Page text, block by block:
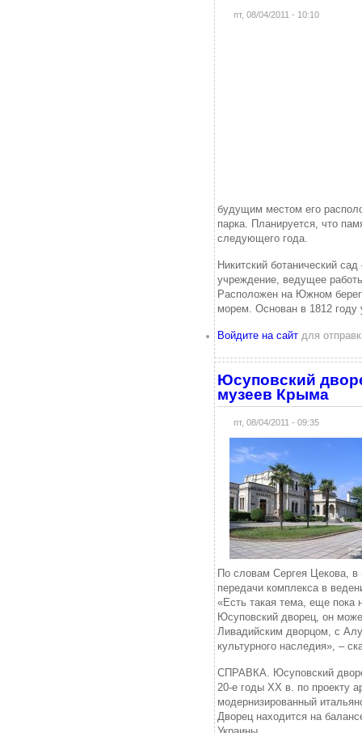
пт, 08/04/2011 - 10:10
будущим местом его
парка. Планируется, что
следующего года.
Никитский ботанический
учреждение, ведущее
Расположен на Южном
морем. Основан в 1812
Войдите на сайтдля
Юсуповский
музеев Крыма
пт, 08/04/2011 - 09:35
По словам Сергея Цекова,
передачи комплекса в
«Есть такая тема, еще пока
Юсуповский дворец, он
Ливадийским дворцом, с
культурного наследия», –
СПРАВКА. Юсуповский
20-е годы XX в. по проекту
модернизированный
Дворец находится на